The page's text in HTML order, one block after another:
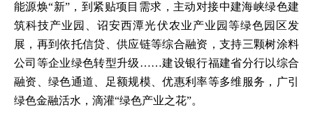
能源焕“新”，到紧贴项目需求，主动对接中建海峡绿色建
筑科技产业园、诏安西潭光伏农业产业园等绿色园区发
展，再到依托信贷、供应链等综合融资，支持三颗树涂料
公司等企业绿色转型升级……建设银行福建省分行以综合
融资、绿色通道、足额规模、优惠利率等多维服务，广引
绿色金融活水，滴灌“绿色产业之花”。